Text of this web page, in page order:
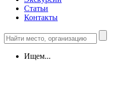
Статьи
Контакты
Ищем...